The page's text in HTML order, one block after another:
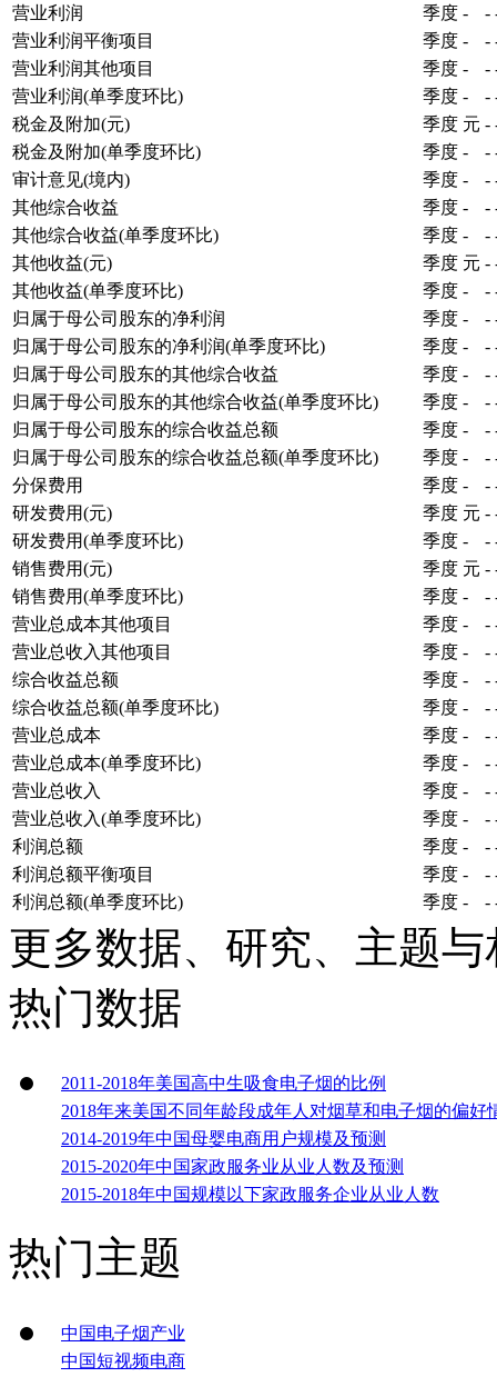
营业利润 季度 - -
营业利润平衡项目
季度 - -
营业利润其他项目
季度 - -
营业利润(单季度环比)
季度 - -
税金及附加(元)
季度 元 -
税金及附加(单季度环比)
季度 - -
审计意见(境内)
季度 - -
其他综合收益
季度 - -
其他综合收益(单季度环比)
季度 - -
其他收益(元)
季度 元 -
其他收益(单季度环比)
季度 - -
归属于母公司股东的净利润
季度 - -
归属于母公司股东的净利润(单季度环比)
季度 - -
归属于母公司股东的其他综合收益
季度 - -
归属于母公司股东的其他综合收益(单季度环比)
季度 - -
归属于母公司股东的综合收益总额
季度 - -
归属于母公司股东的综合收益总额(单季度环比)
季度 - -
分保费用
季度 - -
研发费用(元)
季度 元 -
研发费用(单季度环比)
季度 - -
销售费用(元)
季度 元 -
销售费用(单季度环比)
季度 - -
营业总成本其他项目
季度 - -
营业总收入其他项目
季度 - -
综合收益总额
季度 - -
综合收益总额(单季度环比)
季度 - -
营业总成本
季度 - -
营业总成本(单季度环比)
季度 - -
营业总收入
季度 - -
营业总收入(单季度环比)
季度 - -
利润总额
季度 - -
利润总额平衡项目
季度 - -
利润总额(单季度环比)
季度 - -
更多数据、研究、主题
热门数据
2011-2018年美国高中生吸食电子烟的比例
2018年来美国不同年龄段成年人对烟草和电子烟的偏好
2014-2019年中国母婴电商用户规模及预测
2015-2020年中国家政服务业从业人数及预测
2015-2018年中国规模以下家政服务企业从业人数
热门主题
中国电子烟产业
中国短视频电商